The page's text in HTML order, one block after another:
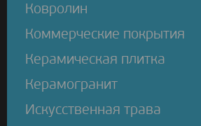
Ковролин
Коммерческие покрытия
Керамическая плитка
Керамогранит
Искусственная трава